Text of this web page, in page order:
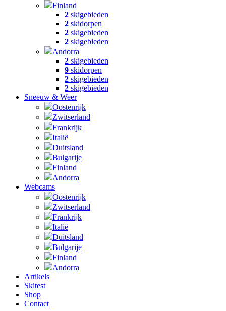
Finland
2 skigebieden
2 skidorpen
2 skigebieden
2 skigebieden
Andorra
2 skigebieden
9 skidorpen
2 skigebieden
2 skigebieden
Sneeuw & Weer
Oostenrijk
Zwitserland
Frankrijk
Italië
Duitsland
Bulgarije
Finland
Andorra
Webcams
Oostenrijk
Zwitserland
Frankrijk
Italië
Duitsland
Bulgarije
Finland
Andorra
Artikels
Skitest
Shop
Contact